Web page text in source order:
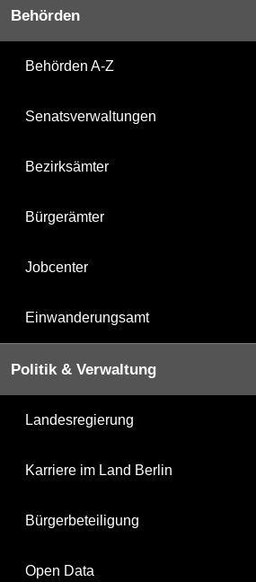
Behörden
Behörden A-Z
Senatsverwaltungen
Bezirksämter
Bürgerämter
Jobcenter
Einwanderungsamt
Politik & Verwaltung
Landesregierung
Karriere im Land Berlin
Bürgerbeteiligung
Open Data